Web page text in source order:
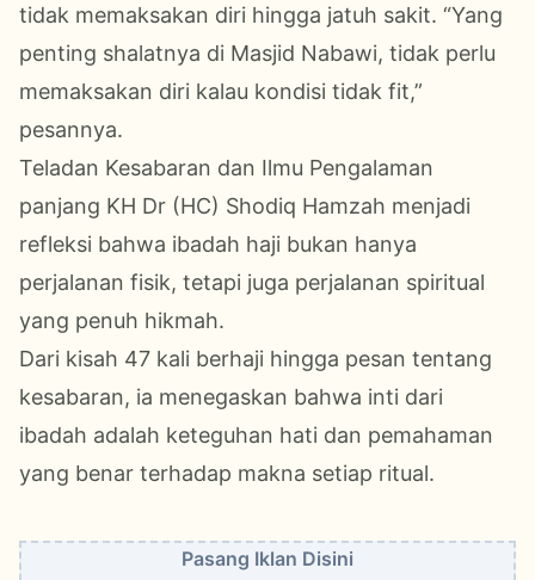
tidak memaksakan diri hingga jatuh sakit. “Yang
penting shalatnya di Masjid Nabawi, tidak perlu
memaksakan diri kalau kondisi tidak fit,”
pesannya.
Teladan Kesabaran dan Ilmu Pengalaman
panjang KH Dr (HC) Shodiq Hamzah menjadi
refleksi bahwa ibadah haji bukan hanya
perjalanan fisik, tetapi juga perjalanan spiritual
yang penuh hikmah.
Dari kisah 47 kali berhaji hingga pesan tentang
kesabaran, ia menegaskan bahwa inti dari
ibadah adalah keteguhan hati dan pemahaman
yang benar terhadap makna setiap ritual.
Pasang Iklan Disini